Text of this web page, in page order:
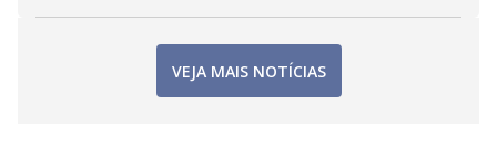
VEJA MAIS NOTÍCIAS